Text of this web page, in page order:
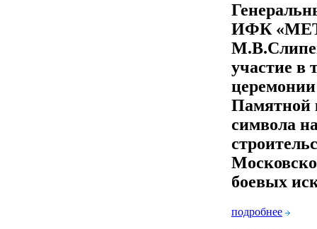
ИФК
участие в
Памятной
символа
боевых
подробнее